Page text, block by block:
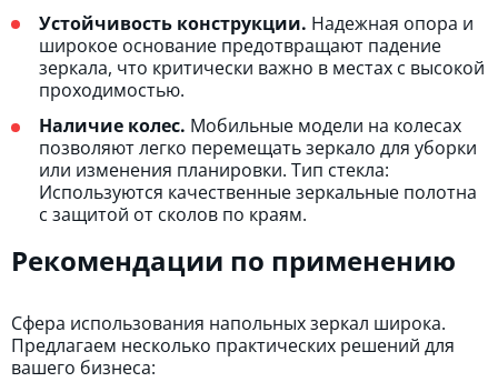
Устойчивость конструкции. Надежная опора и
широкое основание предотвращают падение
зеркала, что критически важно в местах с высокой
проходимостью.
Наличие колес. Мобильные модели на колесах
позволяют легко перемещать зеркало для уборки
или изменения планировки. Тип стекла:
Используются качественные зеркальные полотна
с защитой от сколов по краям.
Рекомендации по применению
Сфера использования напольных зеркал широка.
Предлагаем несколько практических решений для
вашего бизнеса: